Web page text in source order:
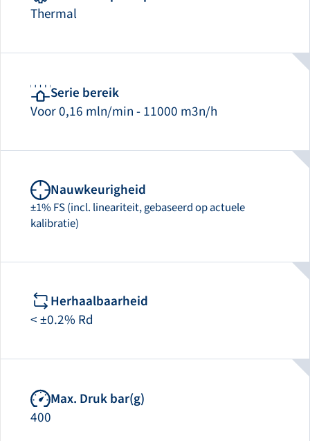
Thermal
Serie bereik
Voor 0,16 mln/min - 11000 m3n/h
Nauwkeurigheid
±1% FS (incl. lineariteit, gebaseerd op actuele
kalibratie)
Herhaalbaarheid
< ±0.2% Rd
Max. Druk bar(g)
400